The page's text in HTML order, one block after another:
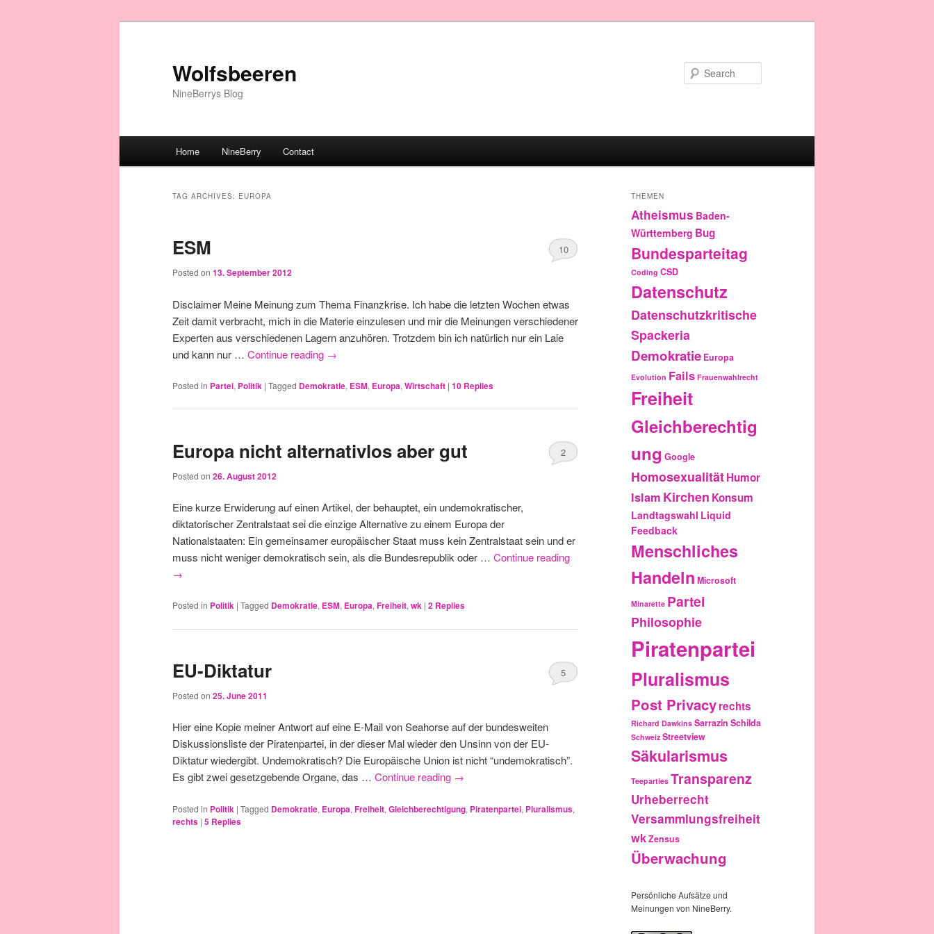
Wolfsbeeren
NineBerrys Blog
Skip to primary content
Skip to secondary content
Home NineBerry Contact
TAG ARCHIVES: EUROPA
ESM
Posted on 13. September 2012
10
Disclaimer Meine Meinung zum Thema Finanzkrise. Ich habe die letzten Wochen etwas
Zeit damit verbracht, mich in die Materie einzulesen und mir die Meinungen verschiedener
Experten aus verschiedenen Lagern anzuhören. Trotzdem bin ich natürlich nur ein Laie
und kann nur … Continue reading →
Posted in Partei, Politik | Tagged Demokratie, ESM, Europa, Wirtschaft | 10 Replies
Europa nicht alternativlos aber gut
Posted on 26. August 2012
2
Eine kurze Erwiderung auf einen Artikel, der behauptet, ein undemokratischer,
diktatorischer Zentralstaat sei die einzige Alternative zu einem Europa der
Nationalstaaten: Ein gemeinsamer europäischer Staat muss kein Zentralstaat sein und er
muss nicht weniger demokratisch sein, als die Bundesrepublik oder … Continue reading
→
Posted in Politik | Tagged Demokratie, ESM, Europa, Freiheit, wk | 2 Replies
EU-Diktatur
Posted on 25. June 2011
5
Hier eine Kopie meiner Antwort auf eine E-Mail von Seahorse auf der bundesweiten
Diskussionsliste der Piratenpartei, in der dieser Mal wieder den Unsinn von der EU-
Diktatur wiedergibt. Undemokratisch? Die Europäische Union ist nicht “undemokratisch”.
Es gibt zwei gesetzgebende Organe, das … Continue reading →
Posted in Politik | Tagged Demokratie, Europa, Freiheit, Gleichberechtigung, Piratenpartei, Pluralismus,
rechts | 5 Replies
THEMEN
Atheismus Baden-
Württemberg Bug
Bundesparteitag
Coding CSD
Datenschutz
Datenschutzkritische
Spackeria
Demokratie Europa
Evolution Fails Frauenwahlrecht
Freiheit
Gleichberechtig
ung Google
HomosexualitätHumor
Islam Kirchen Konsum
Landtagswahl Liquid
Feedback
Menschliches
Handeln Microsoft
Minarette Partei
Philosophie
Piratenpartei
Pluralismus
Post Privacyrechts
Richard Dawkins Sarrazin Schilda
Schweiz Streetview
Säkularismus
Teeparties Transparenz
Urheberrecht
Versammlungsfreiheit
wkZensus
Überwachung
Persönliche Aufsätze und
Meinungen von NineBerry.